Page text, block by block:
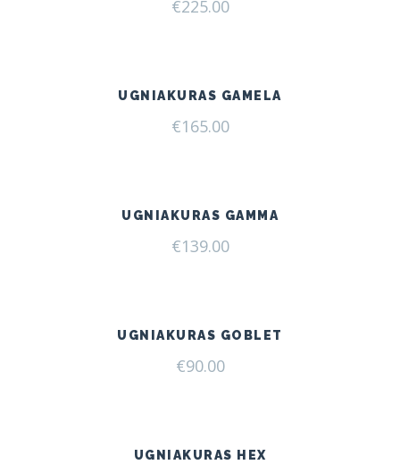
€225.00
UGNIAKURAS GAMELA
€165.00
UGNIAKURAS GAMMA
€139.00
UGNIAKURAS GOBLET
€90.00
UGNIAKURAS HEX